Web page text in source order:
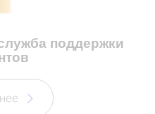
поддержки